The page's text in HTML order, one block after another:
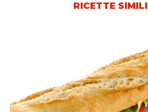
RICETTE SIMILI